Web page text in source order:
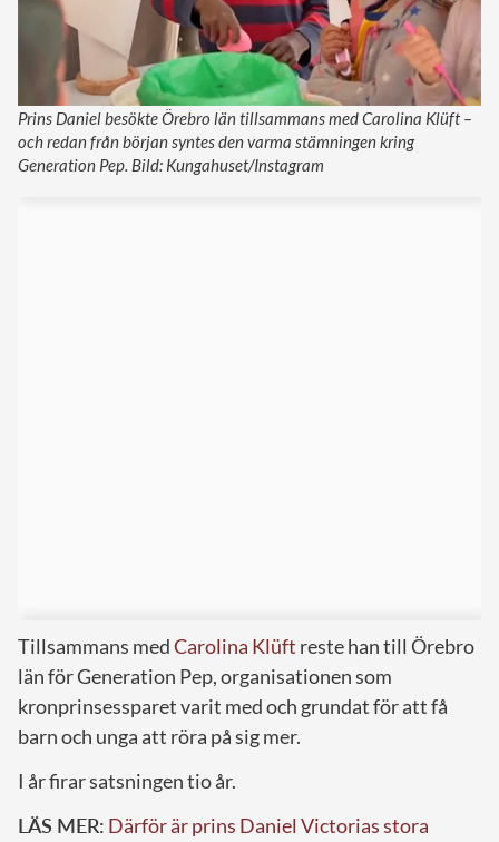
Prins Daniel besökte Örebro län tillsammans med Carolina Klüft –
och redan från början syntes den varma stämningen kring
Generation Pep. Bild: Kungahuset/Instagram
Tillsammans medCarolina Klüft reste han till Örebro
län för Generation Pep, organisationen som
kronprinsessparet varit med och grundat för att få
barn och unga att röra på sig mer.
I år firar satsningen tio år.
LÄS MER: Därför är prins Daniel Victorias stora